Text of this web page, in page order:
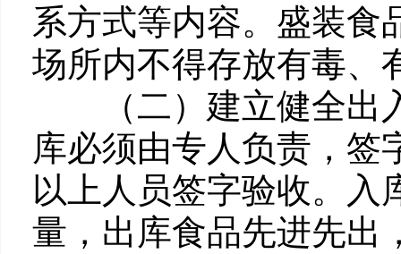
系方式等内容。盛装食
场所内不得存放有毒、
（二）建立健全出入
库必须由专人负责，签
以上人员签字验收。入
量，出库食品先进先出